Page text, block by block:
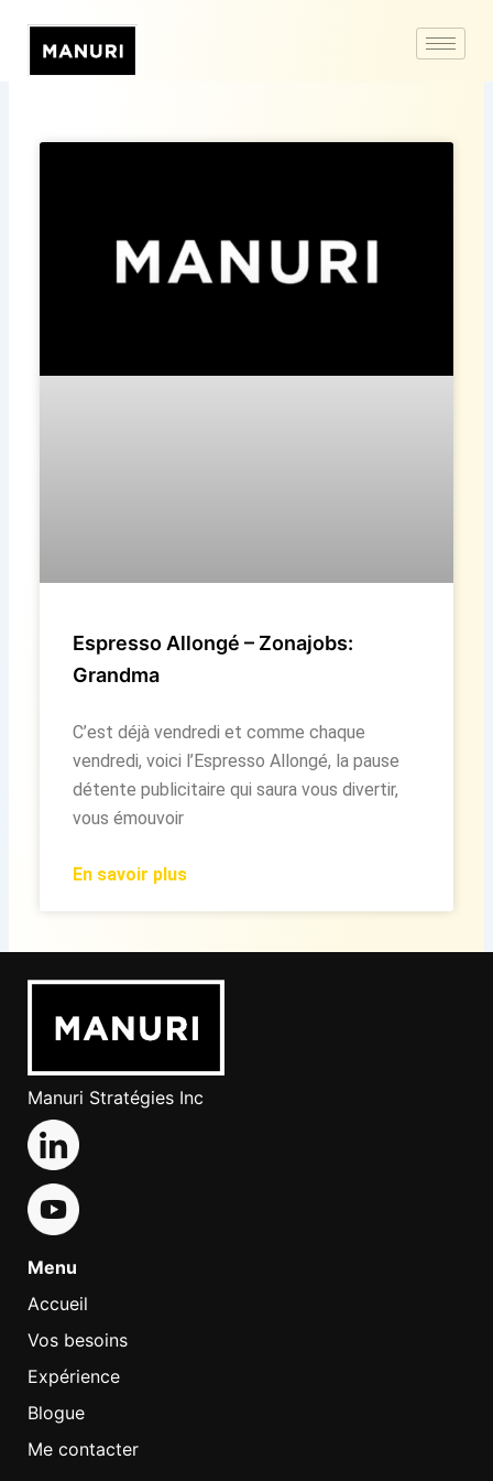
Espresso Allongé – Zonajobs:
Grandma
C’est déjà vendredi et comme chaque
vendredi, voici l’Espresso Allongé, la pause
détente publicitaire qui saura vous divertir,
vous émouvoir
En savoir plus
Manuri Stratégies Inc
Menu
Accueil
Vos besoins
Expérience
Blogue
Me contacter